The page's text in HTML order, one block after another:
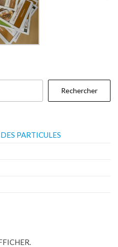
Rechercher
PARTICULES